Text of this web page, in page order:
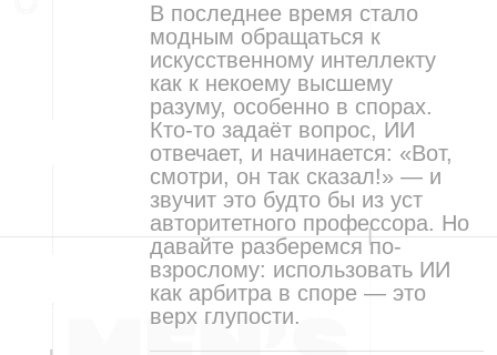
В последнее время стало
модным обращаться к
искусственному интеллекту
как к некоему высшему
разуму, особенно в спорах.
Кто-то задаёт вопрос, ИИ
отвечает, и начинается: «Вот,
смотри, он так сказал!» — и
звучит это будто бы из уст
авторитетного профессора. Но
давайте разберемся по-
взрослому: использовать ИИ
как арбитра в споре — это
верх глупости.